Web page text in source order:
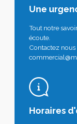
Une
Tout notre
écoute.
Contactez
Horaires